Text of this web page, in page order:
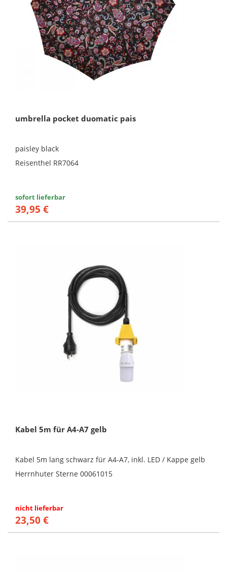
umbrella pocket duomatic pais
paisley black
Reisenthel RR7064
sofort lieferbar
39,95 €
Kabel 5m für A4-A7 gelb
Kabel 5m lang schwarz für A4-A7, inkl. LED / Kappe gelb
Herrnhuter Sterne 00061015
nicht lieferbar
23,50 €